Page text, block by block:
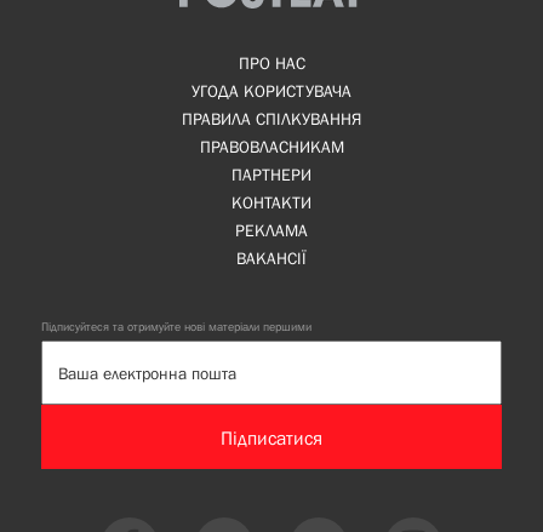
ПРО НАС
УГОДА КОРИСТУВАЧА
ПРАВИЛА СПІЛКУВАННЯ
ПРАВОВЛАСНИКАМ
ПАРТНЕРИ
КОНТАКТИ
РЕКЛАМА
ВАКАНСІЇ
Підписуйтеся та отримуйте нові матеріали першими
Підписатися